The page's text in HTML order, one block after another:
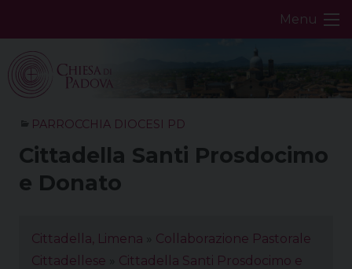
Menu
PARROCCHIA DIOCESI PD
Cittadella Santi Prosdocimo
e Donato
Cittadella, Limena
Collaborazione Pastorale
Cittadellese
Cittadella Santi Prosdocimo e